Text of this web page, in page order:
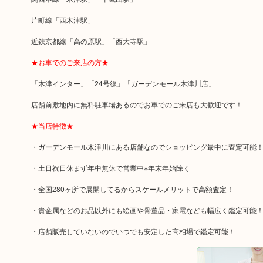
片町線「西木津駅」
近鉄京都線「高の原駅」「西大寺駅」
★お車でのご来店の方★
「木津インター」「24号線」「ガーデンモール木津川店」
店舗前敷地内に無料駐車場あるのでお車でのご来店も大歓迎です！
★当店特徴★
・ガーデンモール木津川にある店舗なのでショッピング最中に査定可能！
・土日祝日休まず年中無休で営業中※年末年始除く
・全国280ヶ所で展開してるからスケールメリットで高額査定！
・貴金属などのお品以外にも絵画や骨董品・家電なども幅広く鑑定可能！
・店舗販売していないのでいつでも安定した高相場で鑑定可能！